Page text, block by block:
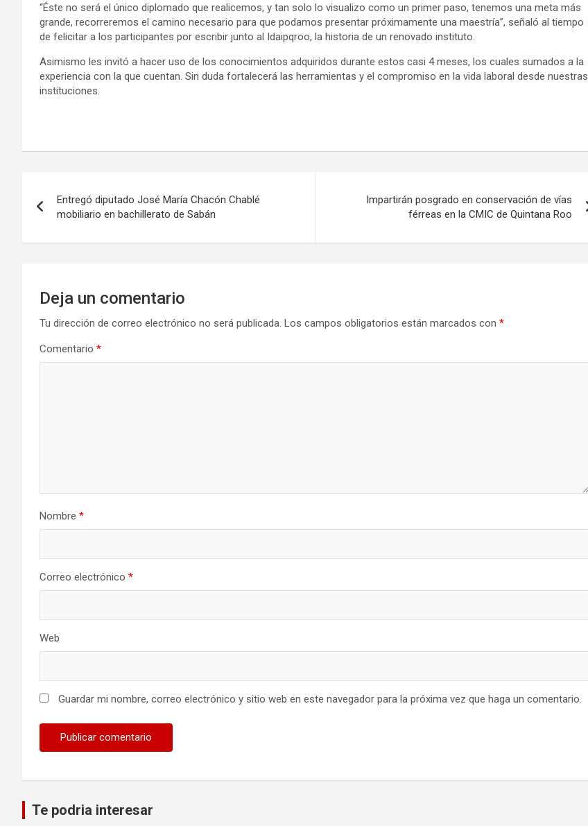
“Éste no será el único diplomado que realicemos, y tan solo lo visualizo como un primer paso, tenemos una meta más
grande, recorreremos el camino necesario para que podamos presentar próximamente una maestría”, señaló al tiempo
de felicitar a los participantes por escribir junto al Idaipqroo, la historia de un renovado instituto.
Asimismo les invitó a hacer uso de los conocimientos adquiridos durante estos casi 4 meses, los cuales sumados a la
experiencia con la que cuentan. Sin duda fortalecerá las herramientas y el compromiso en la vida laboral desde nuestras
instituciones.
de
entradas
Entregó diputado José María Chacón Chablé
mobiliario en bachillerato de Sabán
Impartirán posgrado en conservación de vías
férreas en la CMIC de Quintana Roo
Deja un comentario
Tu dirección de correo electrónico no será publicada. Los campos obligatorios están marcados con *
Comentario *
Nombre *
Correo electrónico *
Web
Guardar mi nombre, correo electrónico y sitio web en este navegador para la próxima vez que haga un comentario.
Te podria interesar